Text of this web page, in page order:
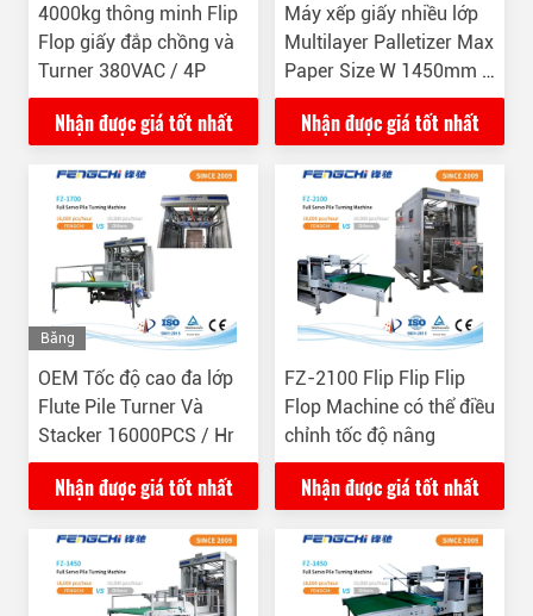
4000kg thông minh Flip
Flop giấy đắp chồng và
Turner 380VAC / 4P
Nhận được giá tốt nhất
Máy xếp giấy nhiều lớp
Multilayer Palletizer Max
Paper Size W 1450mm X
L 1450mm
Nhận được giá tốt nhất
Băng
OEM Tốc độ cao đa lớp
Flute Pile Turner Và
Stacker 16000PCS / Hr
Nhận được giá tốt nhất
FZ-2100 Flip Flip Flip
Flop Machine có thể điều
chỉnh tốc độ nâng
Nhận được giá tốt nhất